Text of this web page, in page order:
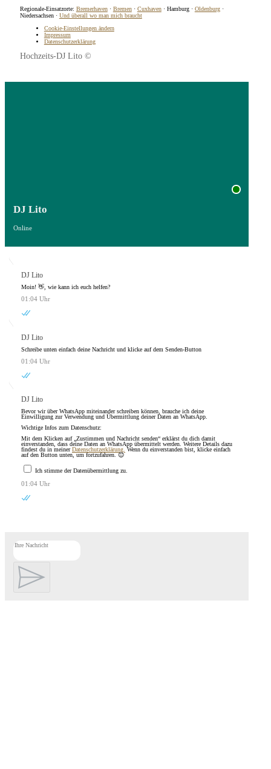
Regionale-Einsatzorte: Bremerhaven· Bremen· Cuxhaven· Hamburg · Oldenburg·
Niedersachsen · Und überall wo man mich braucht
Cookie-Einstellungen ändern
Impressum
Datenschutzerklärung
Hochzeits-DJ Lito ©
DJ Lito
Online
DJ Lito
Moin! 👋, wie kann ich euch helfen?
01:04 Uhr
DJ Lito
Schreibe unten einfach deine Nachricht und klicke auf dem Senden-Button
01:04 Uhr
DJ Lito
Bevor wir über WhatsApp miteinander schreiben können, brauche ich deine
Einwilligung zur Verwendung und Übermittlung deiner Daten an WhatsApp.
Wichtige Infos zum Datenschutz:
Mit dem Klicken auf „Zustimmen und Nachricht senden“ erklärst du dich damit
einverstanden, dass deine Daten an WhatsApp übermittelt werden. Weitere Details dazu
findest du in meinerDatenschutzerklärung. Wenn du einverstanden bist, klicke einfach
auf den Button unten, um fortzufahren. 😊
Ich stimme der Datenübermittlung zu.
01:04 Uhr